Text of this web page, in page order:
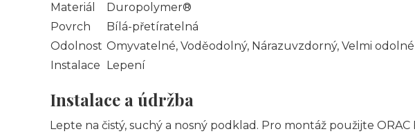
Materiál
Duropolymer®
Povrch
Bílá-přetíratelná
Odolnost Omyvatelné, Voděodolný, Nárazuvzdorný, Velmi odolné
Instalace Lepení
Instalace a údržba
Lepte na čistý, suchý a nosný podklad. Pro montáž použijte